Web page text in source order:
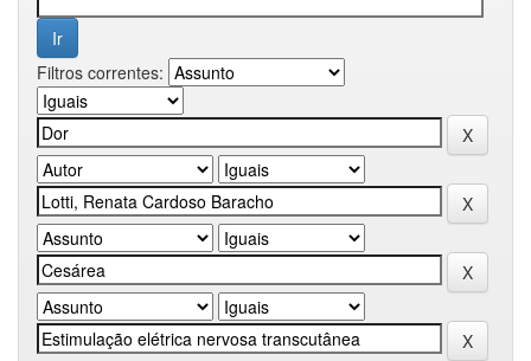
Filtros correntes: